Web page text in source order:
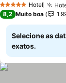
5 Estrelas Hotel
8,2 Muito boa
Selecione as
exatos.